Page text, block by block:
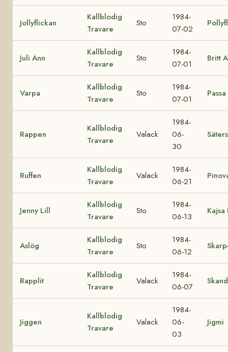
Jollyflickan
Kallblodig
Travare
Sto
1984-
07-02
Juli Ann
Kallblodig
Travare
Sto
1984-
07-01
Britt
Varpa
Kallblodig
Travare
Sto
1984-
07-01
Passa
Rappen
Kallblodig
Travare
Valack
1984-
06-
30
Ruffen
Kallblodig
Travare
Valack
1984-
06-21
Jenny Lill
Kallblodig
Travare
Sto
1984-
06-13
Aslög
Kallblodig
Travare
Sto
1984-
06-12
Rapplit
Kallblodig
Travare
Valack
1984-
06-07
Jiggen
Kallblodig
Travare
Valack
1984-
06-
03
Jigmi